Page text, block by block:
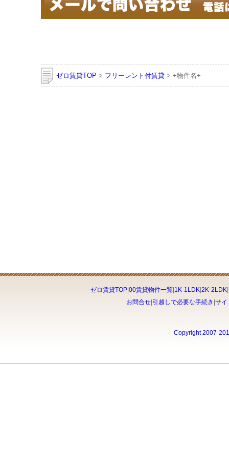
ゼロ賃貸TOP > フリーレント付賃貸 > +物件名+
ゼロ賃貸TOP| 00賃貸物件一覧| 1K-1LDK| 2K-2LDK|
お問合せ 引越しで必要な手続き サイ
Copyright 2007-